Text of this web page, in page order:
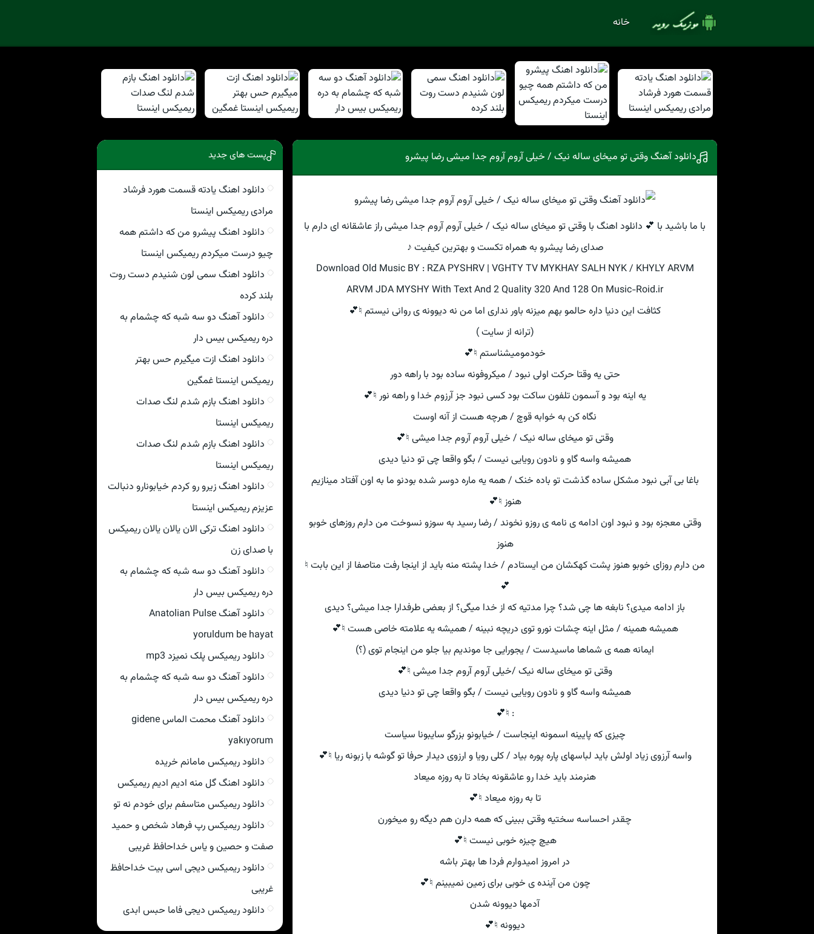
خانه
دانلود آهنگ وقتی تو میخای ساله نیک / خیلی آروم آروم جدا میشی رضا پیشرو
با ما باشید با 💕 دانلود اهنگ با وقتی تو میخای ساله نیک / خیلی آروم آروم جدا میشی راز عاشقانه ای دارم با
صدای رضا پیشرو به همراه تکست و بهترین کیفیت ♪
Download Old Music BY : RZA PYSHRV | VGHTY TV MYKHAY SALH NYK / KHYLY ARVM
ARVM JDA MYSHY With Text And 2 Quality 320 And 128 On Music-Roid.ir
کثافت این دنیا داره حالمو بهم میزنه باور نداری اما من نه دیوونه ی روانی نیستم ♮💕
(ترانه از سایت )
خودمومیشناستم ♮💕
حتی یه وقتا حرکت اولی نبود / میکروفونه ساده بود با راهه دور
یه اینه بود و آسمون تلفون ساکت بود کسی نبود جز آرزوم خدا و راهه نور ♮💕
نگاه کن به خوابه قوچ / هرچه هست از آنه اوست
وقتی تو میخای ساله نیک / خیلی آروم آروم جدا میشی ♮💕
همیشه واسه گاو و نادون رویایی نیست / بگو واقعا چی تو دنیا دیدی
باغا بی آبی نبود مشکل ساده گذشت تو باده خنک / همه یه ماره دوسر شده بودنو ما به اون آفتاد مینازیم
هنوز ♮💕
وقتی معجزه بود و نبود اون ادامه ی نامه ی روزو نخوند / رضا رسید به سوزو نسوخت من دارم روزهای خوبو
هنوز
من دارم روزای خوبو هنوز پشت کهکشان من ایستادم / خدا پشته منه باید از اینجا رفت متاصفا از این بابت ♮
💕
باز ادامه میدی؟ نابغه ها چی شد؟ چرا مدتیه که از خدا میگی؟ از بعضی طرفدارا جدا میشی؟ دیدی
همیشه همینه / مثل اینه چشات نورو توی دریچه نبینه / همیشه یه علامته خاصی هست ♮💕
ایمانه همه ی شماها ماسیدست / یجورایی جا موندیم بیا جلو من اینجام توی (؟)
وقتی تو میخای ساله نیک /خیلی آروم آروم جدا میشی ♮💕
همیشه واسه گاو و نادون رویایی نیست / بگو واقعا چی تو دنیا دیدی
: ♮💕
چیزی که پایینه اسمونه اینجاست / خیابونو بزرگو سایبونا سیاست
واسه آرزوی زیاد اولش باید لباسهای پاره پوره بیاد / کلی رویا و ارزوی دیدار حرفا تو گوشه با زبونه ریا ♮💕
هنرمند باید خدا رو عاشقونه بخاد تا به روزه میعاد
تا به روزه میعاد ♮💕
چقدر احساسه سختیه وقتی ببینی که همه دارن هم دیگه رو میخورن
هیچ چیزه خوبی نیست ♮💕
در امروز امیدوارم فردا ها بهتر باشه
چون من آینده ی خوبی برای زمین نمیبینم ♮💕
آدمها دیوونه شدن
دیوونه ♮💕
پست های جدید
دانلود اهنگ یادته قسمت هورد فرشاد
مرادی ریمیکس اینستا
دانلود اهنگ پیشرو من که داشتم همه
چیو درست میکردم ریمیکس اینستا
دانلود اهنگ سمی لون شنیدم دست روت
بلند کرده
دانلود آهنگ دو سه شبه که چشمام به
دره ریمیکس بیس دار
دانلود اهنگ ازت میگیرم حس بهتر
ریمیکس اینستا غمگین
دانلود اهنگ بازم شدم لنگ صدات
ریمیکس اینستا
دانلود اهنگ بازم شدم لنگ صدات
ریمیکس اینستا
دانلود اهنگ زیرو رو کردم خیابونارو دنبالت
عزیزم ریمیکس اینستا
دانلود اهنگ ترکی الان یالان یالان ریمیکس
با صدای زن
دانلود آهنگ دو سه شبه که چشمام به
دره ریمیکس بیس دار
دانلود آهنگ Anatolian Pulse
yoruldum be hayat
دانلود ریمیکس پلک نمیزد mp3
دانلود آهنگ دو سه شبه که چشمام به
دره ریمیکس بیس دار
دانلود آهنگ محمت الماس gidene
yakıyorum
دانلود ریمیکس مامانم خریده
دانلود اهنگ گل منه ادیم ادیم ریمیکس
دانلود ریمیکس متاسفم برای خودم نه تو
دانلود ریمیکس رپ فرهاد شخص و حمید
صفت و حصین و یاس خداحافظ غریبی
دانلود ریمیکس دیجی اسی بیت خداحافظ
غریبی
دانلود ریمیکس دیجی فاما حبس ابدی